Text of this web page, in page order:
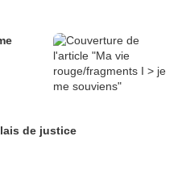
de justice